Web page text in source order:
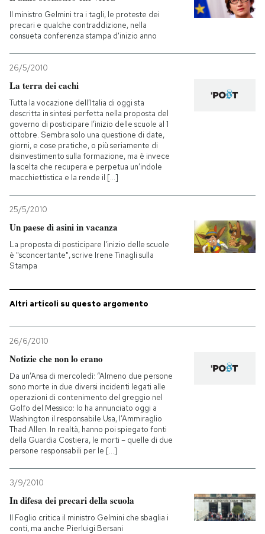
I MIEI PREFERITI
CALENDARIO
AREA PERSONALE
Entra
Il ministro Gelmini tra i tagli, le proteste dei
precari e qualche contraddizione, nella
consueta conferenza stampa d'inizio anno
26/5/2010
La terra dei cachi
Tutta la vocazione dell’Italia di oggi sta
descritta in sintesi perfetta nella proposta del
governo di posticipare l’inizio delle scuole al 1
ottobre. Sembra solo una questione di date,
giorni, e cose pratiche, o più seriamente di
disinvestimento sulla formazione, ma è invece
la scelta che recupera e perpetua un’indole
macchiettistica e la rende il [...]
25/5/2010
Un paese di asini in vacanza
La proposta di posticipare l'inizio delle scuole
è "sconcertante", scrive Irene Tinagli sulla
Stampa
Altri articoli su questo argomento
26/6/2010
Notizie che non lo erano
Da un’Ansa di mercoledì: “Almeno due persone
sono morte in due diversi incidenti legati alle
operazioni di contenimento del greggio nel
Golfo del Messico: lo ha annunciato oggi a
Washington il responsabile Usa, l’Ammiraglio
Thad Allen. In realtà, hanno poi spiegato fonti
della Guardia Costiera, le morti – quelle di due
persone responsabili per le [...]
3/9/2010
In difesa dei precari della scuola
Il Foglio critica il ministro Gelmini che sbaglia i
conti, ma anche Pierluigi Bersani